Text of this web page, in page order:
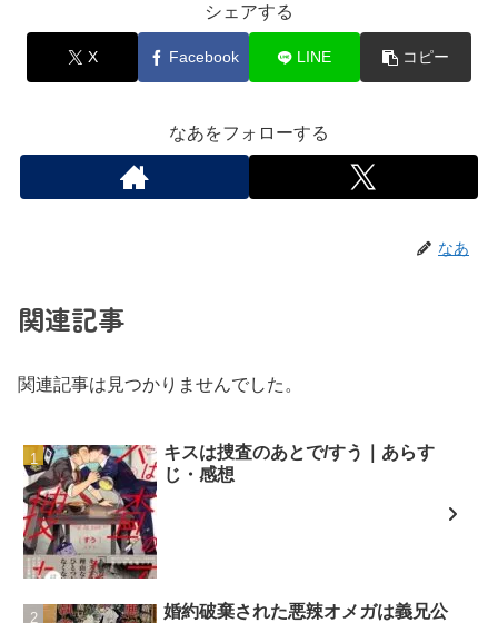
シェアする
X Facebook LINE コピー
なあをフォローする
なあ
関連記事
関連記事は見つかりませんでした。
キスは捜査のあとで/すう｜あらす
じ・感想
婚約破棄された悪辣オメガは義兄公